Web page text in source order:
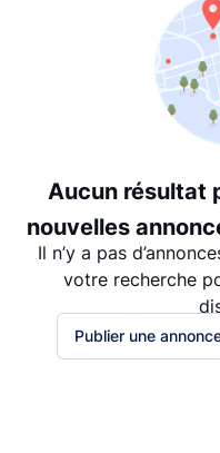
Date: les plus anciens
Aucun résultat
nouvelles
Il n’y a pas
votre recherche
Publier une